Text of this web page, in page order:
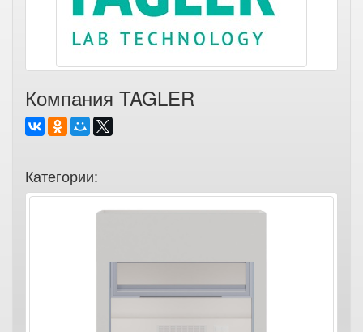
Компания TAGLER
Категории: